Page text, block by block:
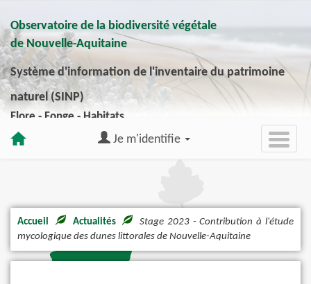
Observatoire de la biodiversité végétale
de Nouvelle-Aquitaine
Système d'information de l'inventaire du patrimoine
naturel (SINP)
Flore - Fonge - Habitats
Je m'identifie
Accueil Actualités
Stage 2023 - Contribution à l'étude
mycologique des dunes littorales de Nouvelle-Aquitaine